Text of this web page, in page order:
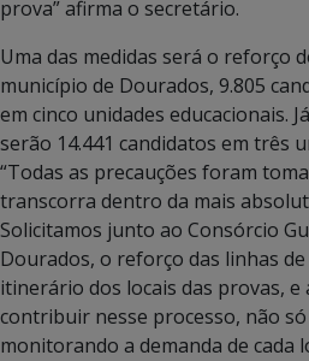
prova” afirma o secretário.
Uma das medidas será o reforço
município de Dourados, 9.805
em cinco unidades educacionais.
serão 14.441 candidatos em três
“Todas as precauções foram
transcorra dentro da mais
Solicitamos junto ao Consórcio
Dourados, o reforço das linhas
itinerário dos locais das provas,
contribuir nesse processo, não
monitorando a demanda de cada